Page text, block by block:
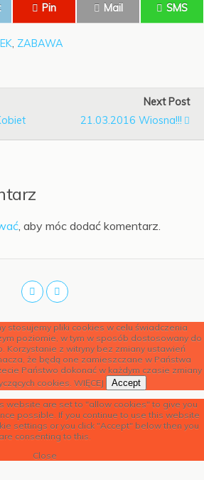
Pin Mail SMS
, ZABAWA
Next Post
21.03.2016 Wiosna!!!
, aby móc dodać komentarz.
stosujemy pliki cookies w celu świadczenia
poziomie, w tym w sposób dostosowany do
Korzystanie z witryny bez zmiany ustawień
że będą one zamieszczane w Państwa
Państwo dokonać w każdym czasie zmiany
cookies. WIĘCEJ
Accept
website are set to "allow cookies" to give you
possible. If you continue to use this website
settings or you click "Accept" below then you
are consenting to this.
Close